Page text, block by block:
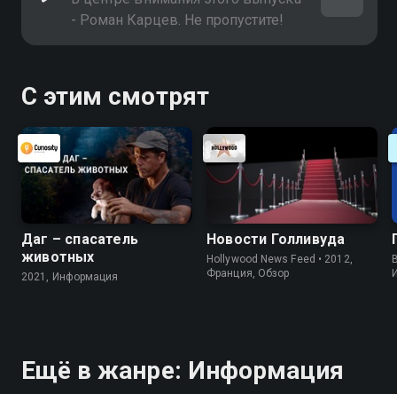
- Роман Карцев. Не пропустите!
С этим смотрят
Даг – спасатель
животных
2021, Информация
Новости Голливуда
Hollywood News Feed • 2012,
Франция, Обзор
Ещё в жанре: Информация